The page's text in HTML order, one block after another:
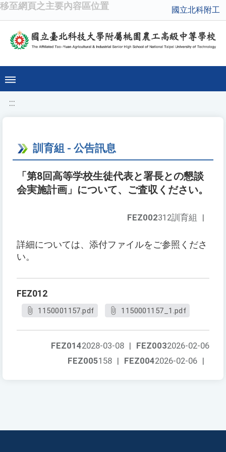
移至網頁之主要內容區位置 國立北科附工
:::
訓育組 - 公告訊息
「第8回高等学校生徒代表と署長との懇談
会実施計画」について、ご査収ください。
FEZ002312訓育組 |
詳細については、添付ファイルをご参照くださ
い。
FEZ012
1150001157.pdf 1150001157_1.pdf
FEZ0032026-02-06
FEZ0142028-03-08 |
FEZ0042026-02-06 |
FEZ005158 |